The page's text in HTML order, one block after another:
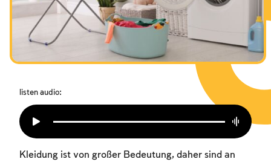
Das Fasten der Zerstörung
Amtseinführung
listen audio:
Kleidung ist von großer Bedeutung, daher sind an